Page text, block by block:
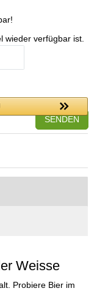
wieder verfügbar ist.
SENDEN
Weisse
Probiere Bier im